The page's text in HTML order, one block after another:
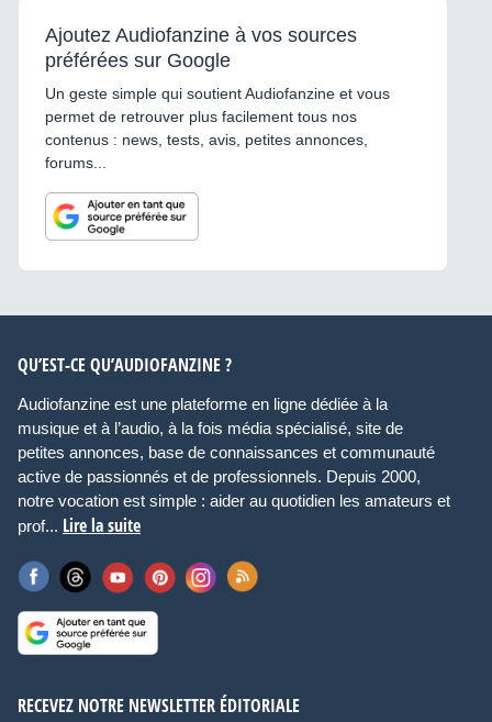
Ajoutez Audiofanzine à vos sources
préférées sur Google
Un geste simple qui soutient Audiofanzine et vous
permet de retrouver plus facilement tous nos
contenus : news, tests, avis, petites annonces,
forums...
QU’EST-CE QU’AUDIOFANZINE ?
Audiofanzine est une plateforme en ligne dédiée à la
musique et à l’audio, à la fois média spécialisé, site de
petites annonces, base de connaissances et communauté
active de passionnés et de professionnels. Depuis 2000,
notre vocation est simple : aider au quotidien les amateurs et
prof... Lire la suite
RECEVEZ NOTRE NEWSLETTER ÉDITORIALE